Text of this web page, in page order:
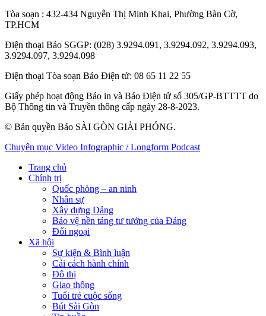
Tòa soạn : 432-434 Nguyễn Thị Minh Khai, Phường Bàn Cờ,
TP.HCM
Điện thoại Báo SGGP: (028) 3.9294.091, 3.9294.092, 3.9294.093,
3.9294.097, 3.9294.098
Điện thoại Tòa soạn Báo Điện tử: 08 65 11 22 55
Giấy phép hoạt động Báo in và Báo Điện tử số 305/GP-BTTTT do
Bộ Thông tin và Truyền thông cấp ngày 28-8-2023.
© Bản quyền Báo SÀI GÒN GIẢI PHÓNG.
Chuyên mục Video Infographic / Longform Podcast
Trang chủ
Chính trị
Quốc phòng – an ninh
Nhân sự
Xây dựng Đảng
Bảo vệ nền tảng tư tưởng của Đảng
Đối ngoại
Xã hội
Sự kiện & Bình luận
Cải cách hành chính
Đô thị
Giao thông
Tuổi trẻ cuộc sống
Bút Sài Gòn